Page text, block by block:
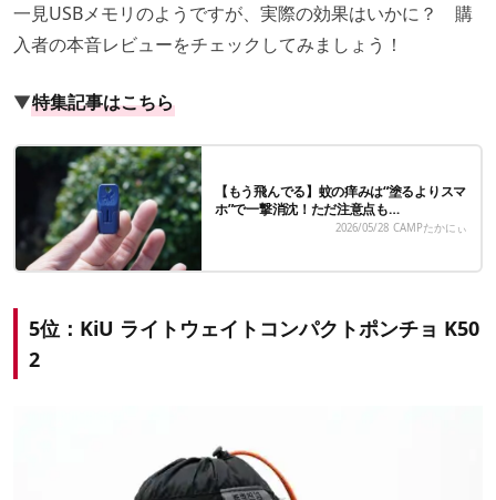
一見USBメモリのようですが、実際の効果はいかに？ 購
入者の本音レビューをチェックしてみましょう！
▼特集記事はこちら
【もう飛んでる】蚊の痒みは“塗るよりスマ
ホ”で一撃消沈！ただ注意点も…
2026/05/28 CAMPたかにぃ
5位：KiU ライトウェイトコンパクトポンチョ K50
2